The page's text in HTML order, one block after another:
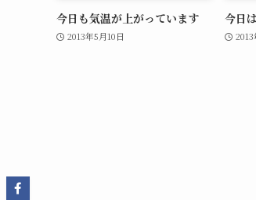
今日も気温が上がっています
2013年5月10日
今日